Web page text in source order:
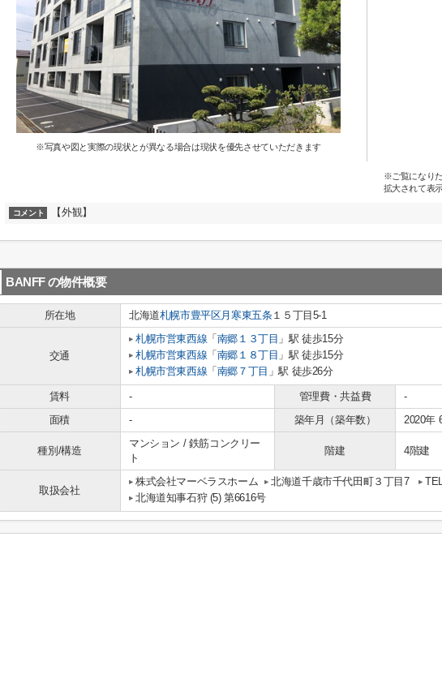
※写真や図と実際の現状とが異なる場合は現状を優先させていただきます
※ご覧になり
拡大されて表
コメント 【外観】
BANFFの物件概要
所在地 北海道札幌市豊平区月寒東五条１５丁目5-1
交通
札幌市営東西線 「 南郷１３丁目 」駅 徒歩15分
札幌市営東西線 「 南郷１８丁目 」駅 徒歩15分
札幌市営東西線 「 南郷７丁目 」駅 徒歩26分
賃料 - 管理費・共益費
-
面積
- 築年月（築年数） 2020年
種別/構造
マンション / 鉄筋コンクリー
ト
階建 4階建
取扱会社
​株式会社マーベラスホーム 北海道千歳市千代田町３丁目7
北海道知事石狩 (5) 第6616号